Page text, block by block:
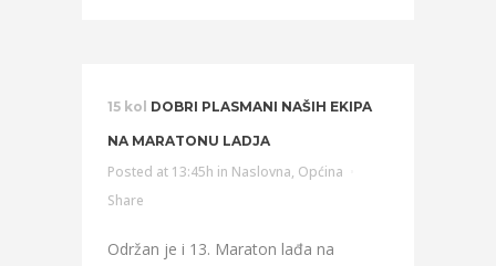
15 kol DOBRI PLASMANI NAŠIH EKIPA
NA MARATONU LADJA
Posted at 13:45h in Naslovna, Općina
Share
Održan je i 13. Maraton lađa na